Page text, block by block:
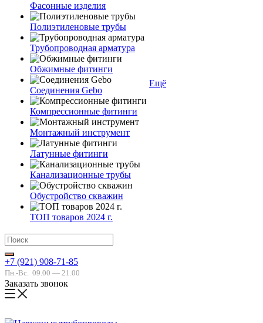
Фасонные изделия
Полиэтиленовые трубы
Трубопроводная арматура
Обжимные фитинги
Соединения Gebo
Компрессионные фитинги
Монтажный инструмент
Латунные фитинги
Канализационные трубы
Обустройство скважин
ТОП товаров 2024 г.
Ещё
+7 (921) 908-71-85
Пн.-Вс. 09.00 — 21.00
Заказать звонок